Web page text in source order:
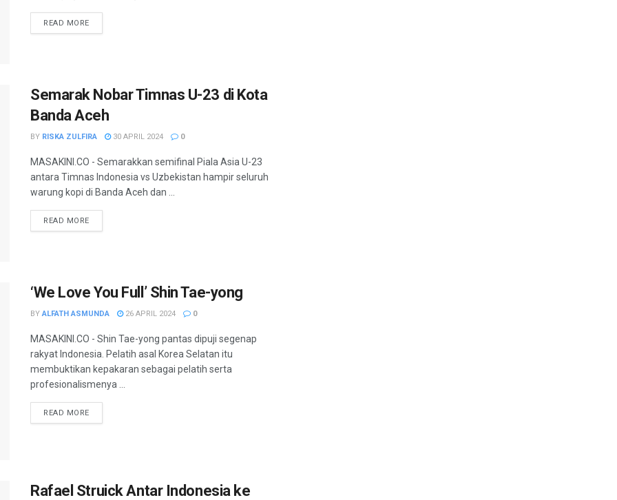
READ MORE
Semarak Nobar Timnas U-23 di Kota
Banda Aceh
BY RISKA ZULFIRA 30 APRIL 2024 0
MASAKINI.CO - Semarakkan semifinal Piala Asia U-23
antara Timnas Indonesia vs Uzbekistan hampir seluruh
warung kopi di Banda Aceh dan ...
READ MORE
‘We Love You Full’ Shin Tae-yong
BY ALFATH ASMUNDA 26 APRIL 2024 0
MASAKINI.CO - Shin Tae-yong pantas dipuji segenap
rakyat Indonesia. Pelatih asal Korea Selatan itu
membuktikan kepakaran sebagai pelatih serta
profesionalismenya ...
READ MORE
Rafael Struick Antar Indonesia ke